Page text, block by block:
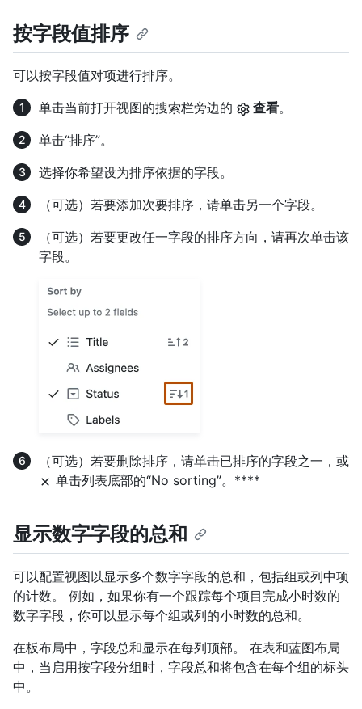
按字段值排序
可以按字段值对项进行排序。
单击当前打开视图的搜索栏旁边的
查看。
单击“排序”。
选择你希望设为排序依据的字段。
（可选）若要添加次要排序，请单击另一个字段。
（可选）若要更改任一字段的排序方向，请再次单击该
字段。
（可选）若要删除排序，请单击已排序的字段之一，或
单击列表底部的“No sorting”。****
显示数字字段的总和
可以配置视图以显示多个数字字段的总和，包括组或列中项
的计数。 例如，如果你有一个跟踪每个项目完成小时数的
数字字段，你可以显示每个组或列的小时数的总和。
在板布局中，字段总和显示在每列顶部。 在表和蓝图布局
中，当启用按字段分组时，字段总和将包含在每个组的标头
中。